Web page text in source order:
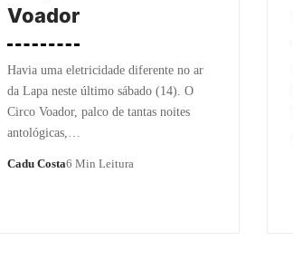
Voador
Havia uma eletricidade diferente no ar
da Lapa neste último sábado (14). O
Circo Voador, palco de tantas noites
antológicas,…
Cadu Costa6 Min Leitura